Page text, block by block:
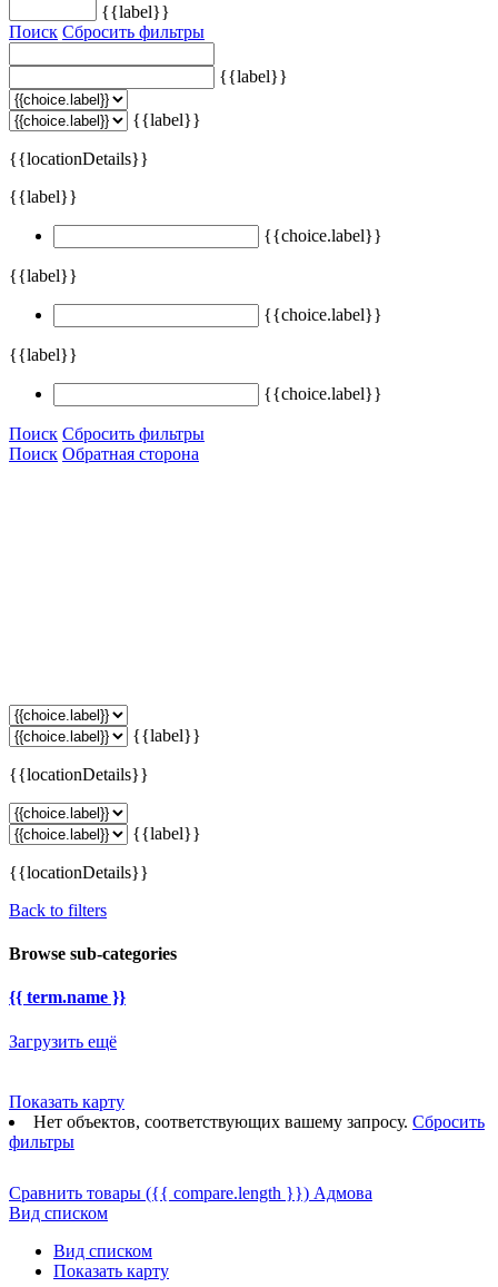
{{label}}
Поиск Сбросить фильтры
{{label}}
{{label}}
{{locationDetails}}
{{label}}
{{choice.label}}
{{label}}
{{choice.label}}
{{label}}
{{choice.label}}
Поиск Сбросить фильтры
Поиск Обратная сторона
{{label}}
{{locationDetails}}
{{label}}
{{locationDetails}}
Back to filters
Browse sub-categories
{{ term.name }}
Загрузить ещё
Показать карту
Нет объектов, соответствующих вашему запросу. Сбросить
фильтры
Сравнить товары ({{ compare.length }}) Адмова
Вид списком
Вид списком
Показать карту